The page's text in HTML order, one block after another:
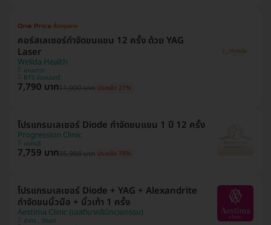
คอร์สเลเซอร์กำจัดขนแขน 12 ครั้ง ด้วย YAG
Laser
Welida Health
ยานนาวา
BTS ช่องนนทรี
7,790 บาท11,000 บาท ประหยัด 27%
โปรแกรมเลเซอร์ Diode กำจัดขนแขน 1 ปี 12 ครั้ง
Progression Clinic
นนทบุรี
7,759 บาท35,988 บาท ประหยัด 78%
โปรแกรมเลเซอร์ Diode + YAG + Alexandrite
กำจัดขนนิ้วมือ + นิ้วเท้า 1 ครั้ง
Aestima Clinic (เอสติมาคลินิกเวชกรรม)
สาทร , วัฒนา